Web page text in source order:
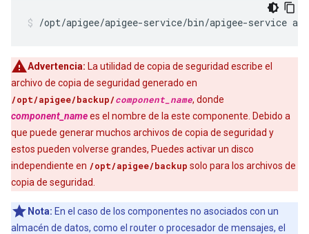
/opt/apigee/apigee-service/bin/apigee-service
Advertencia: La utilidad de copia de seguridad escribe el
archivo de copia de seguridad generado en
/opt/apigee/backup/component_name, donde
component_namees el nombre de la este componente. Debido a
que puede generar muchos archivos de copia de seguridad y
estos pueden volverse grandes, Puedes activar un disco
independiente en /opt/apigee/backup solo para los archivos de
copia de seguridad.
Nota: En el caso de los componentes no asociados con un
almacén de datos, como el router o procesador de mensajes, el